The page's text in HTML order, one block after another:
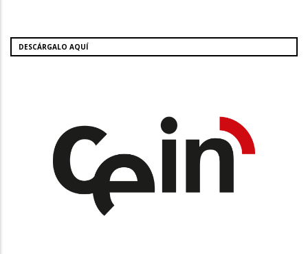
DESCÁRGALO AQUÍ